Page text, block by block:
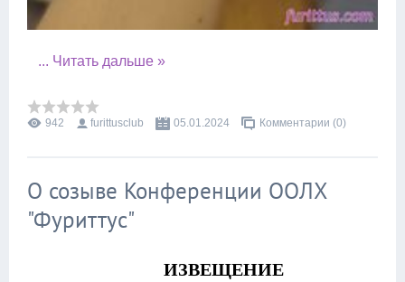
... Читать дальше »
942 furittusclub 05.01.2024 Комментарии (0)
О созыве Конференции ООЛХ
"Фуриттус"
ИЗВЕЩЕНИЕ